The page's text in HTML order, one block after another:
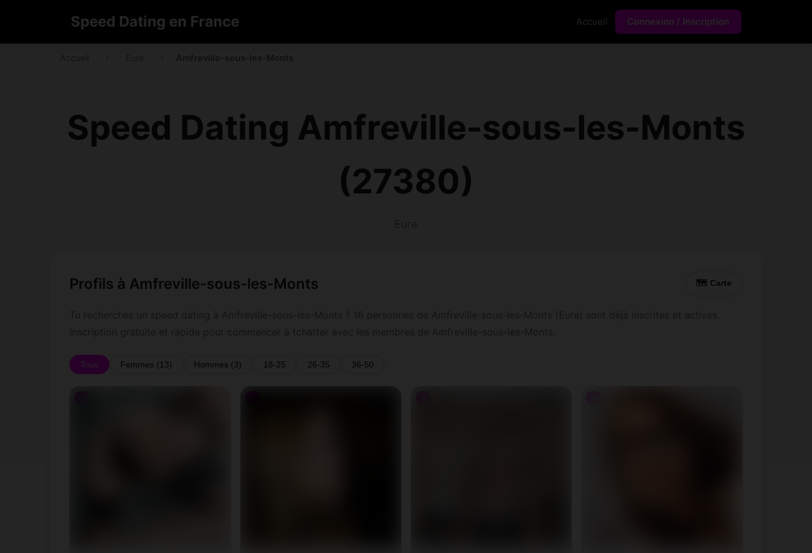
Speed Dating en France Accueil Connexion / Inscription
Speed Dating Amfreville-sous-les-Monts
(27380)
Profils à Amfreville-sous-les-Monts 🗺 Carte
Tous Femmes (13) Hommes (3) 18-25 26-35 36-50